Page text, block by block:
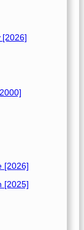
[2026]
[2026]
[2025]